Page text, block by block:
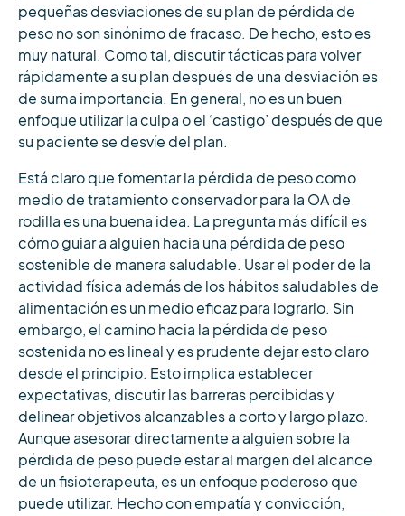
pequeñas desviaciones de su plan de pérdida de
peso no son sinónimo de fracaso. De hecho, esto es
muy natural. Como tal, discutir tácticas para volver
rápidamente a su plan después de una desviación es
de suma importancia. En general, no es un buen
enfoque utilizar la culpa o el ‘castigo’ después de que
su paciente se desvíe del plan.
Está claro que fomentar la pérdida de peso como
medio de tratamiento conservador para la OA de
rodilla es una buena idea. La pregunta más difícil es
cómo guiar a alguien hacia una pérdida de peso
sostenible de manera saludable. Usar el poder de la
actividad física además de los hábitos saludables de
alimentación es un medio eficaz para lograrlo. Sin
embargo, el camino hacia la pérdida de peso
sostenida no es lineal y es prudente dejar esto claro
desde el principio. Esto implica establecer
expectativas, discutir las barreras percibidas y
delinear objetivos alcanzables a corto y largo plazo.
Aunque asesorar directamente a alguien sobre la
pérdida de peso puede estar al margen del alcance
de un fisioterapeuta, es un enfoque poderoso que
puede utilizar. Hecho con empatía y convicción,